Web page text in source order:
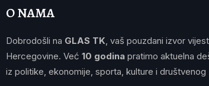
O NAMA
Dobrodošli na GLAS TK, vaš pouzdani izvor
Hercegovine. Već 10 godina pratimo aktuelna
iz politike, ekonomije, sporta, kulture i društvenog